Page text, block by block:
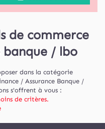
de commerce
banque / lbo
dans la catégorie
/ Assurance Banque /
s'offrent à vous :
de critères.